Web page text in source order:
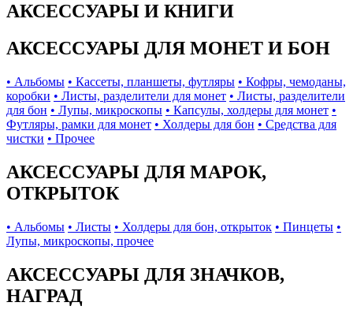
АКСЕССУАРЫ И КНИГИ
АКСЕССУАРЫ ДЛЯ МОНЕТ И БОН
• Альбомы • Кассеты, планшеты, футляры • Кофры, чемоданы,
коробки • Листы, разделители для монет • Листы, разделители
для бон • Лупы, микроскопы • Капсулы, холдеры для монет •
Футляры, рамки для монет • Холдеры для бон • Средства для
чистки • Прочее
АКСЕССУАРЫ ДЛЯ МАРОК,
ОТКРЫТОК
• Альбомы • Листы • Холдеры для бон, открыток • Пинцеты •
Лупы, микроскопы, прочее
АКСЕССУАРЫ ДЛЯ ЗНАЧКОВ,
НАГРАД